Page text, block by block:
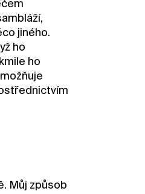
jiného.
ho
ho
Můj způsob